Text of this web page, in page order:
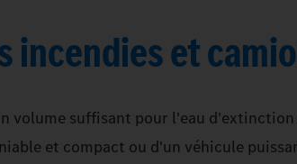
et
volume suffisant pour l'eau
et compact ou d'un véhicule